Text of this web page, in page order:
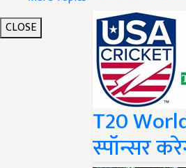
CLOSE
T20
स्पॉन्सर